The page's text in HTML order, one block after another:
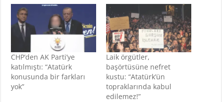
CHP’den AK Parti’ye
katılmıştı: “Atatürk
konusunda bir farkları
yok”
Laik örgütler,
başörtüsüne nefret
kustu: “Atatürk’ün
topraklarında kabul
edilemez!”